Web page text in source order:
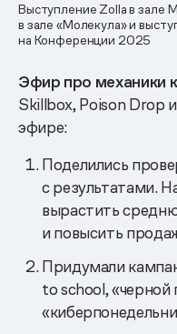
Выступление Zolla в зале
в зале «Молекула» и
на Конференции 2025
Эфир про механики
Skillbox, Poison Drop
эфире:
Поделились
с результатами.
вырастить
и повысить
Придумали
to school, «черной